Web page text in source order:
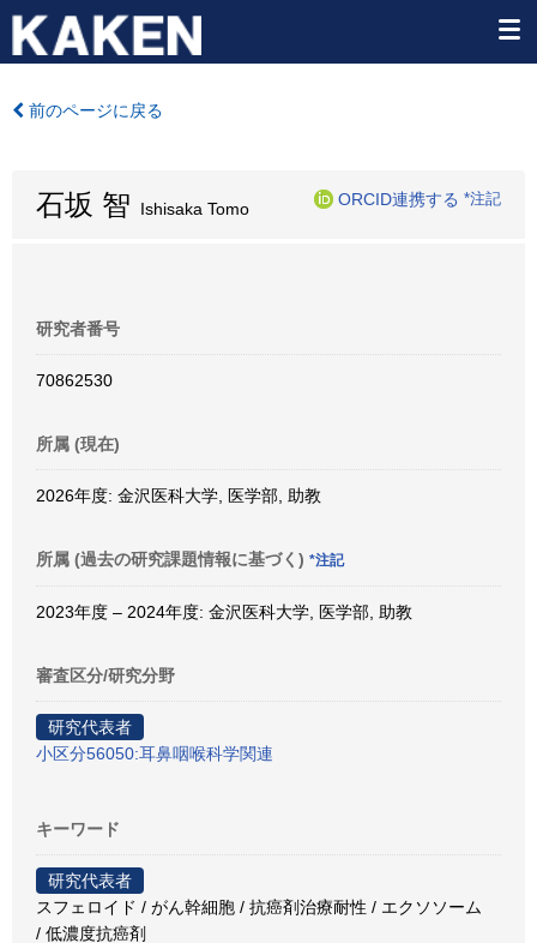
前のページに戻る
石坂 智 Ishisaka Tomo
ORCID連携する *注記
研究者番号
70862530
所属 (現在)
2026年度: 金沢医科大学, 医学部, 助教
所属 (過去の研究課題情報に基づく) *注記
2023年度 – 2024年度: 金沢医科大学, 医学部, 助教
審査区分/研究分野
研究代表者
小区分56050:耳鼻咽喉科学関連
キーワード
研究代表者
スフェロイド / がん幹細胞 / 抗癌剤治療耐性 / エクソソーム
/ 低濃度抗癌剤